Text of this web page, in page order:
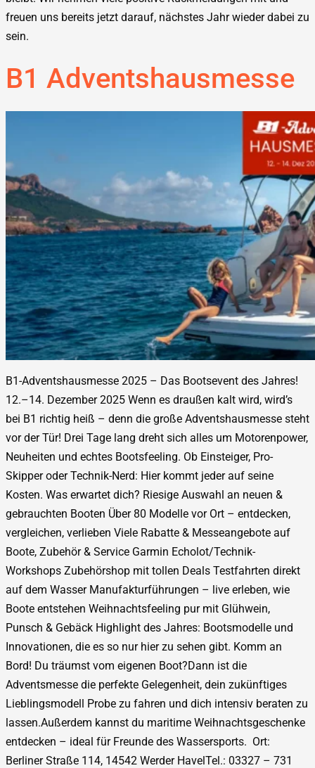
freuen uns bereits jetzt darauf, nächstes Jahr wieder dabei zu
sein.
B1 Adventshausmesse
B1-Adventshausmesse 2025 – Das Bootsevent des Jahres!
12.–14. Dezember 2025 Wenn es draußen kalt wird, wird’s
bei B1 richtig heiß – denn die große Adventshausmesse steht
vor der Tür! Drei Tage lang dreht sich alles um Motorenpower,
Neuheiten und echtes Bootsfeeling. Ob Einsteiger, Pro-
Skipper oder Technik-Nerd: Hier kommt jeder auf seine
Kosten. Was erwartet dich? Riesige Auswahl an neuen &
gebrauchten Booten Über 80 Modelle vor Ort – entdecken,
vergleichen, verlieben Viele Rabatte & Messeangebote auf
Boote, Zubehör & Service Garmin Echolot/Technik-
Workshops Zubehörshop mit tollen Deals Testfahrten direkt
auf dem Wasser Manufakturführungen – live erleben, wie
Boote entstehen Weihnachtsfeeling pur mit Glühwein,
Punsch & Gebäck Highlight des Jahres: Bootsmodelle und
Innovationen, die es so nur hier zu sehen gibt. Komm an
Bord! Du träumst vom eigenen Boot?Dann ist die
Adventsmesse die perfekte Gelegenheit, dein zukünftiges
Lieblingsmodell Probe zu fahren und dich intensiv beraten zu
lassen.Außerdem kannst du maritime Weihnachtsgeschenke
entdecken – ideal für Freunde des Wassersports. Ort:
Berliner Straße 114, 14542 Werder HavelTel.: 03327 – 731